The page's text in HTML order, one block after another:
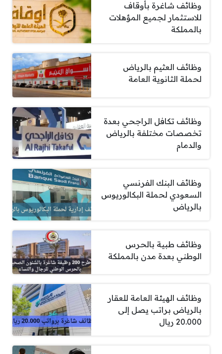
وظائف شاغرة بأوقاف
للاستثمار لجميع المؤهلات
بالمملكة
وظائف العثيم بالرياض
لحملة الثانوية العامة
وظائف تكافل الراجحي بعدة
تخصصات مختلفة بالرياض
والدمام
وظائف البنك الفرنسي
السعودي لحملة البكالوريوس
بالرياض
وظائف طبية بالحرس
الوطني بعدة مدن بالمملكة
وظائف الهيئة العامة للعقار
بالرياض براتب يصل إلى
20.000 ريال